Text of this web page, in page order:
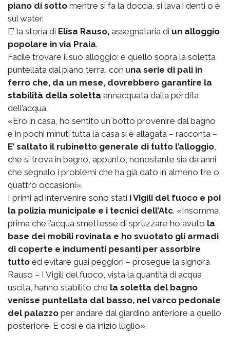
piano di sotto mentre si fa la doccia, si lava i denti o è
sul water.
E’ la storia di Elisa Rauso, assegnataria di un alloggio
popolare in via Praia.
Facile trovare il suo alloggio: è quello sopra la soletta
puntellata dal piano terra, con una serie di pali in
ferro che, da un mese, dovrebbero garantire la
stabilità della soletta annacquata dalla perdita
dell’acqua.
«Ero in casa, ho sentito un botto provenire dal bagno
e in pochi minuti tutta la casa si è allagata – racconta –
E’ saltato il rubinetto generale di tutto l’alloggio,
che si trova in bagno, appunto, nonostante sia da anni
che segnalo i problemi che ha già dato in almeno tre o
quattro occasioni».
I primi ad intervenire sono stati i Vigili del fuoco e poi
la polizia municipale e i tecnici dell’Atc. «Insomma,
prima che l’acqua smettesse di spruzzare ho avuto la
base dei mobili rovinata e ho svuotato gli armadi
di coperte e indumenti pesanti per assorbire
tutto ed evitare guai peggiori – prosegue la signora
Rauso – I Vigili del fuoco, vista la quantità di acqua
uscita, hanno stabilito che la soletta del bagno
venisse puntellata dal basso, nel varco pedonale
del palazzo per andare dal giardino anteriore a quello
posteriore. E così è da inizio luglio».